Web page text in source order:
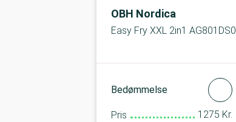
OBH Nordica
Easy Fry XXL 2in1 AG801DS0
Bedømmelse
Pris 1275 Kr.